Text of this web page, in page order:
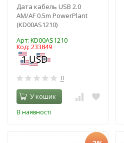
Дата кабель USB 2.0
AM/AF 0.5m PowerPlant
(KD00AS1210)
Арт: KD00AS1210
Код: 233849
0
У кошик
В наявності